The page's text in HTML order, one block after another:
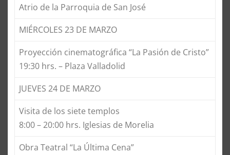
Atrio de la Parroquia de San José
MIÉRCOLES 23 DE MARZO
Proyección cinematográfica “La Pasión de Cristo”
19:30 hrs. – Plaza Valladolid
JUEVES 24 DE MARZO
Visita de los siete templos
8:00 – 20:00 hrs. Iglesias de Morelia
Obra Teatral “La Última Cena”